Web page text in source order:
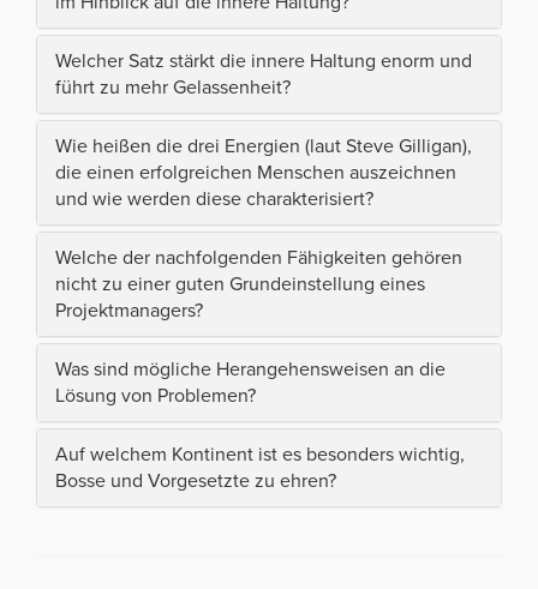
Welcher Satz stärkt die innere Haltung enorm und
führt zu mehr Gelassenheit?
Wie heißen die drei Energien (laut Steve Gilligan),
die einen erfolgreichen Menschen auszeichnen
und wie werden diese charakterisiert?
Welche der nachfolgenden Fähigkeiten gehören
nicht zu einer guten Grundeinstellung eines
Projektmanagers?
Was sind mögliche Herangehensweisen an die
Lösung von Problemen?
Auf welchem Kontinent ist es besonders wichtig,
Bosse und Vorgesetzte zu ehren?